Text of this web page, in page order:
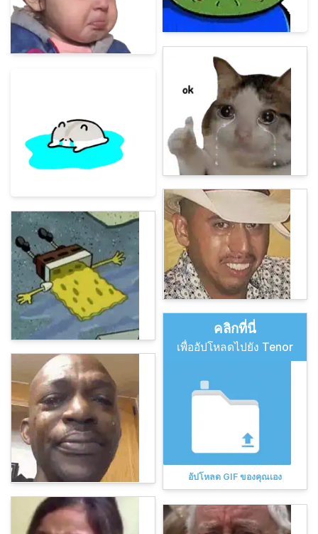
คลิกที่นี่
เพื่ออัปโหลดไปยัง Tenor
อัปโหลด GIF ของคุณเอง